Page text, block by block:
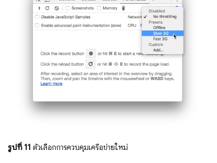
รูปที่ 11 ตัวเลือกการควบคุมเครือข่ายใหม่